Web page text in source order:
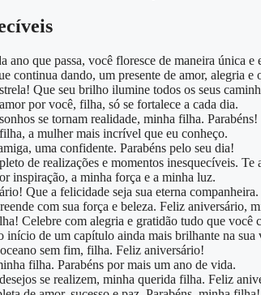
ano que passa, você floresce de maneira única e
continua dando, um presente de amor, alegria e
Que seu brilho ilumine todos os seus
por você, filha, só se fortalece a cada dia.
se tornam realidade, minha filha. Parabéns!
a mulher mais incrível que eu conheço.
uma confidente. Parabéns pelo seu dia!
de realizações e momentos inesquecíveis. Te
inspiração, a minha força e a minha luz.
Que a felicidade seja sua eterna companheira.
com sua força e beleza. Feliz aniversário,
Celebre com alegria e gratidão tudo que você
início de um capítulo ainda mais brilhante na sua
sem fim, filha. Feliz aniversário!
filha. Parabéns por mais um ano de vida.
se realizem, minha querida filha. Feliz